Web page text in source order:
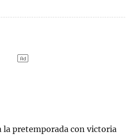
la pretemporada con victoria